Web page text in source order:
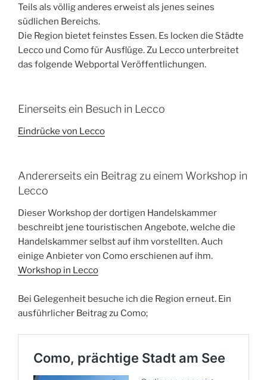
Teils als völlig anderes erweist als jenes seines
südlichen Bereichs.
Die Region bietet feinstes Essen. Es locken die Städte
Lecco und Como für Ausflüge. Zu Lecco unterbreitet
das folgende Webportal Veröffentlichungen.
Einerseits ein Besuch in Lecco
Eindrücke von Lecco
Andererseits ein Beitrag zu einem Workshop in
Lecco
Dieser Workshop der dortigen Handelskammer
beschreibt jene touristischen Angebote, welche die
Handelskammer selbst auf ihm vorstellten. Auch
einige Anbieter von Como erschienen auf ihm.
Workshop in Lecco
Bei Gelegenheit besuche ich die Region erneut. Ein
ausführlicher Beitrag zu Como;